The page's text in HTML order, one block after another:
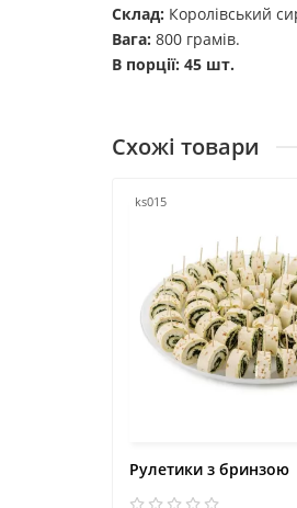
Склад: Королівський
Вага: 800 грамів.
В порції: 45 шт.
Схожі товари
ks015
Рулетики з бринзою